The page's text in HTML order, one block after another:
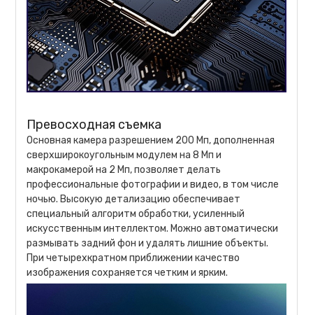
Превосходная съемка
Основная камера разрешением 200 Мп, дополненная
сверхширокоугольным модулем на 8 Мп и
макрокамерой на 2 Мп, позволяет делать
профессиональные фотографии и видео, в том числе
ночью. Высокую детализацию обеспечивает
специальный алгоритм обработки, усиленный
искусственным интеллектом. Можно автоматически
размывать задний фон и удалять лишние объекты.
При четырехкратном приближении качество
изображения сохраняется четким и ярким.